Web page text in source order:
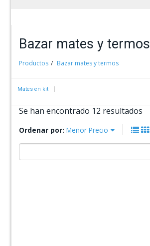
Bazar mates y termos
Productos Bazar mates y termos
Mates en kit
Se han encontrado 12 resultados
Ordenar por: Menor Precio